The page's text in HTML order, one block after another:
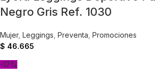
Negro Gris Ref. 1030
Mujer, Leggings Preventa Promociones
$ 46.665
-17%